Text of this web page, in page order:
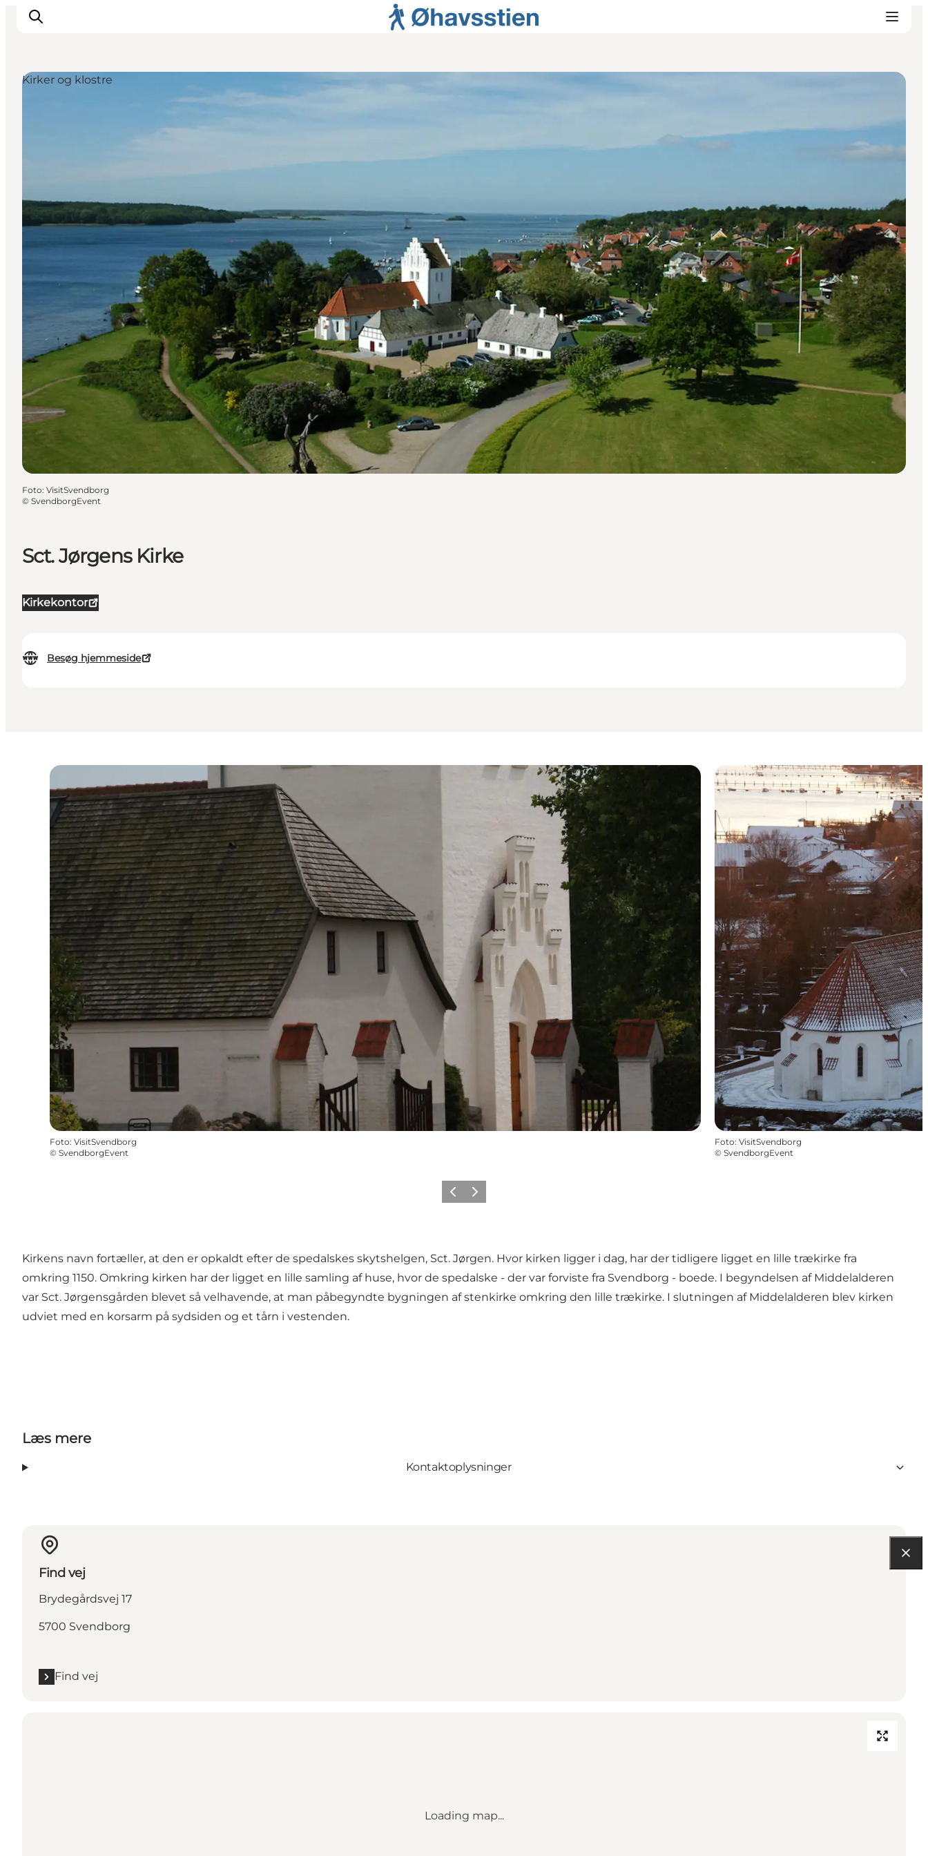
Sct. Jørgens Kirke
Kirkekontor
Besøg hjemmeside
Kirker og klostre
Foto: VisitSvendborg
© SvendborgEvent
Foto: VisitSvendborg
© SvendborgEvent
Foto: VisitSvendborg
© SvendborgEvent
ForrigeNæste
Kirkens navn fortæller, at den er opkaldt efter de spedalskes skytshelgen, Sct. Jørgen. Hvor kirken ligger i dag, har der tidligere ligget en lille trækirke fra
omkring 1150. Omkring kirken har der ligget en lille samling af huse, hvor de spedalske - der var forviste fra Svendborg - boede. I begyndelsen af Middelalderen
var Sct. Jørgensgården blevet så velhavende, at man påbegyndte bygningen af stenkirke omkring den lille trækirke. I slutningen af Middelalderen blev kirken
udviet med en korsarm på sydsiden og et tårn i vestenden.
Læs mere
Kontaktoplysninger
Find vej
Brydegårdsvej 17
5700 Svendborg
Find vej
Loading map...